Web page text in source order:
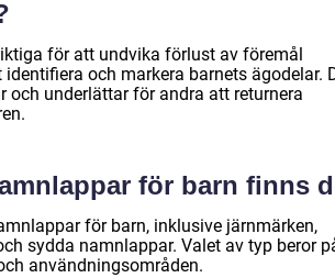
för att undvika förlust av föremål
och markera barnets ägodelar.
och underlättar för andra att returnera
för barn finns
för barn, inklusive järnmärken,
sydda namnlappar. Valet av typ beror
användningsområden.